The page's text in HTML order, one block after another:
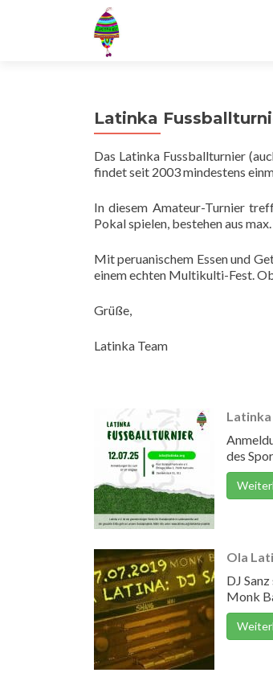
Latinka
Das Latinka Fussballturnier
findet seit 2003 mindestens
In diesem Amateur-Turnier
Pokal spielen, bestehen aus
Mit peruanischem Essen und
einem echten Multikulti-Fest.
Grüße,
Latinka Team
des
Ola
DJ
Monk